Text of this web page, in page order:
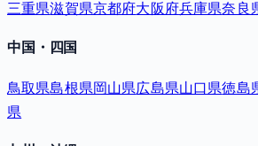
三重県滋賀県京都府大阪府兵庫県奈良
中国・四国
鳥取県島根県岡山県広島県山口県徳島
県